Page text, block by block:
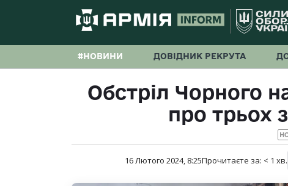
#НОВИНИ ДОВІДНИК РЕКРУТА
Обстріл Чорного
про трьох
16 Лютого 2024, 8:25Прочитаєте за: < 1 хв.